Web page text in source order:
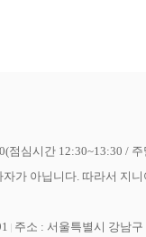
점심시간 12:30~13:30 /
가 아닙니다. 따라서 지
주소 : 서울특별시 강남